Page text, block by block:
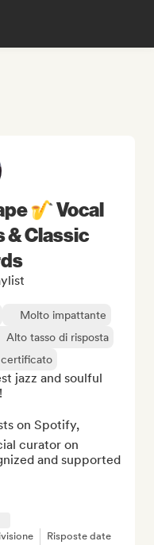
🎷 Vocal
& Classic
Molto impattante
Alto tasso di risposta
jazz and soulful
on Spotify,
curator on
and supported
Risposte date